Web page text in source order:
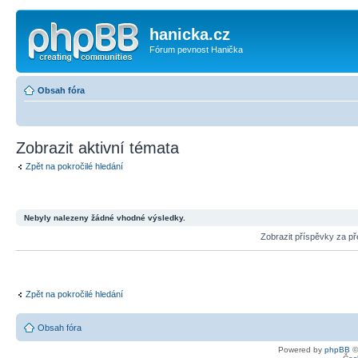
hanicka.cz
Fórum pevnost Hanička
Obsah fóra
Zobrazit aktivní témata
Zpět na pokročilé hledání
Nebyly nalezeny žádné vhodné výsledky.
Zobrazit příspěvky za
Zpět na pokročilé hledání
Obsah fóra
Powered by phpBB